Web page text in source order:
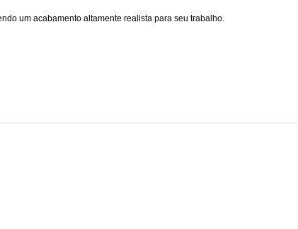
um acabamento altamente realista para seu trabalho.